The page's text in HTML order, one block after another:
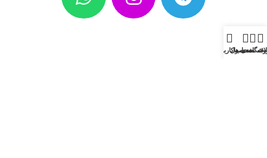
مندی ها
محصول
حساب کاربری من